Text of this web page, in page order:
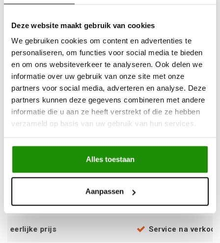
Deze website maakt gebruik van cookies
We gebruiken cookies om content en advertenties te
personaliseren, om functies voor social media te bieden
en om ons websiteverkeer te analyseren. Ook delen we
informatie over uw gebruik van onze site met onze
partners voor social media, adverteren en analyse. Deze
partners kunnen deze gegevens combineren met andere
informatie die u aan ze heeft verstrekt of die ze hebben
verzameld op basis van uw gebruik van hun services.
Alles toestaan
Aanpassen
SNORKEL SUZUKI
Excl. btw
WINCHBUMPER
Excl. btw
€980,00
Incl. btw
Service na verkoop